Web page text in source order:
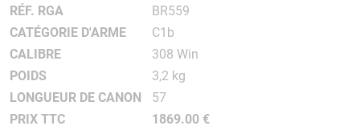
RÉF. RGA
BR559
CATÉGORIE D'ARME
C1b
CALIBRE
308 Win
POIDS
3,2 kg
LONGUEUR DE CANON
57
PRIX TTC
1869.00 €